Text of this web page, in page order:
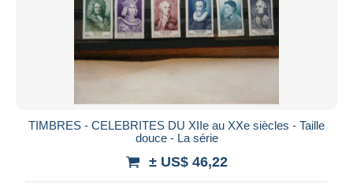
TIMBRES - CELEBRITES DU XIIe au XXe siècles - Taille
douce - La série
± US$ 46,22